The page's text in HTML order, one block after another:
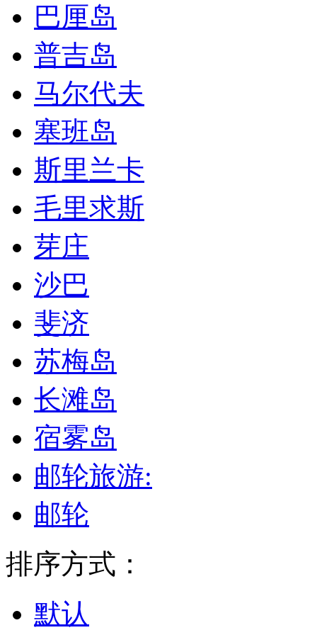
巴厘岛
普吉岛
马尔代夫
塞班岛
斯里兰卡
毛里求斯
芽庄
沙巴
斐济
苏梅岛
长滩岛
宿雾岛
邮轮旅游:
邮轮
排序方式：
默认